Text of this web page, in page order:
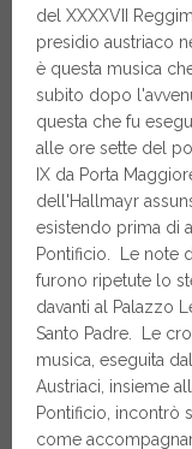
del XXXXVII
presidio austriaco
è questa musica
subito dopo
questa che fu
alle ore sette del
IX da Porta
dell'Hallmayr
esistendo prima di
Pontificio. Le note
furono ripetute lo
davanti al Palazzo
Santo Padre. Le
musica, eseguita
Austriaci, insieme
Pontificio, incontrò
come